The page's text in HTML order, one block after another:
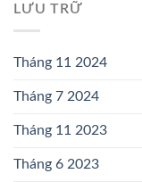
LƯU TRỮ
Tháng 11 2024
Tháng 7 2024
Tháng 11 2023
Tháng 6 2023